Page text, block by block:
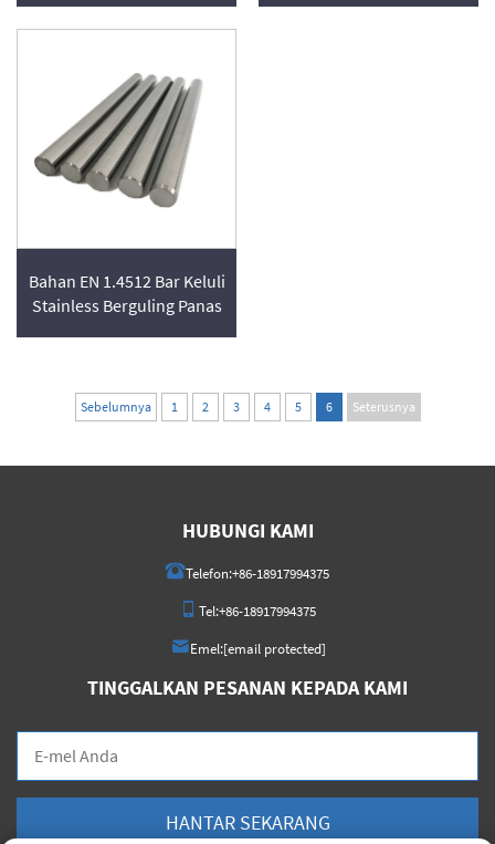
Bahan EN 1.4512 Bar Keluli
Stainless Berguling Panas
Sebelumnya 1 2 3 4 5 6 Seterusnya
HUBUNGI KAMI
Telefon:+86-18917994375
Tel:+86-18917994375
Emel:[email protected]
TINGGALKAN PESANAN KEPADA KAMI
HANTAR SEKARANG